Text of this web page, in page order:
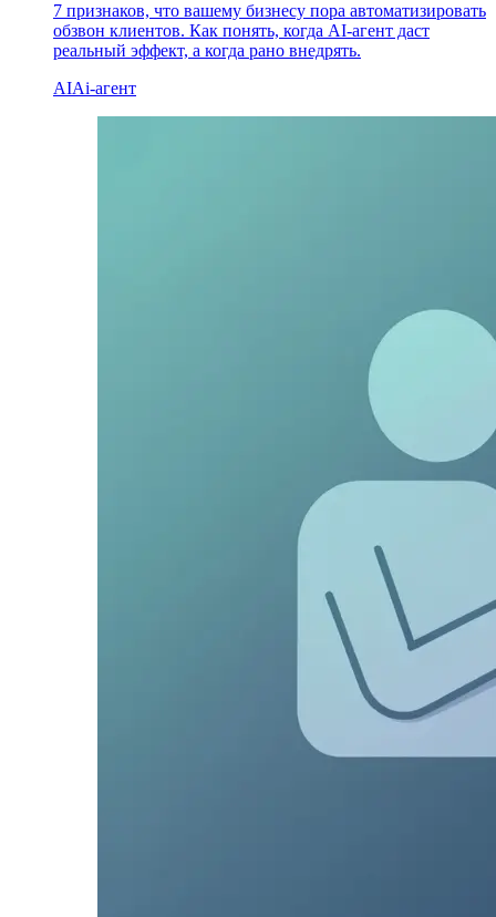
7 признаков, что вашему бизнесу пора автоматизировать
обзвон клиентов. Как понять, когда AI-агент даст
реальный эффект, а когда рано внедрять.
AIAi-агент